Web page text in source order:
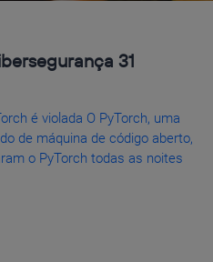
31
é violada O PyTorch, uma
de máquina de código aberto,
o PyTorch todas as noites